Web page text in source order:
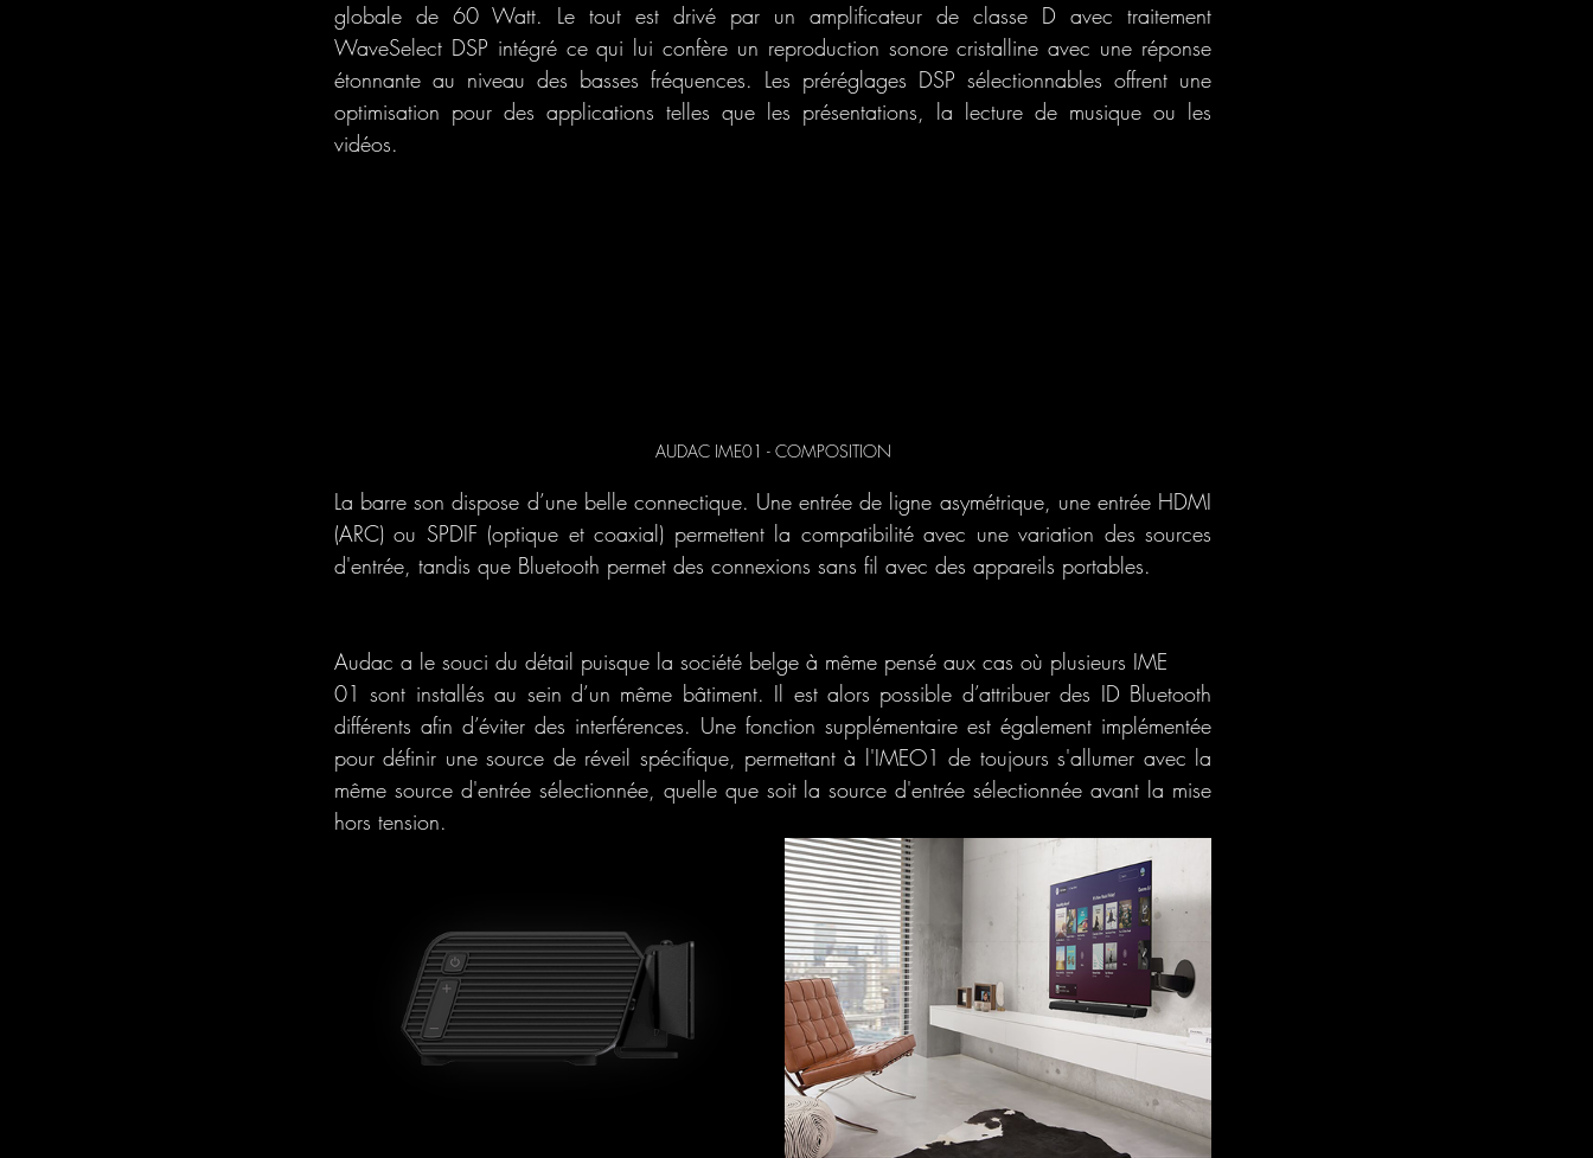
globale de 60 Watt. Le tout est drivé par un amplificateur de classe D avec traitement
WaveSelect DSP intégré ce qui lui confère un reproduction sonore cristalline avec une réponse
étonnante au niveau des basses fréquences. Les préréglages DSP sélectionnables offrent une
optimisation pour des applications telles que les présentations, la lecture de musique ou les
vidéos.
AUDAC IME01 - COMPOSITION
La barre son dispose d’une belle connectique. Une entrée de ligne asymétrique, une entrée HDMI
(ARC) ou SPDIF (optique et coaxial) permettent la compatibilité avec une variation des sources
d'entrée, tandis que Bluetooth permet des connexions sans fil avec des appareils portables.
Audac a le souci du détail puisque la société belge à même pensé aux cas où plusieurs IME
01 sont installés au sein d’un même bâtiment. Il est alors possible d’attribuer des ID Bluetooth
différents afin d’éviter des interférences. Une fonction supplémentaire est également implémentée
pour définir une source de réveil spécifique, permettant à l'IMEO1 de toujours s'allumer avec la
même source d'entrée sélectionnée, quelle que soit la source d'entrée sélectionnée avant la mise
hors tension.